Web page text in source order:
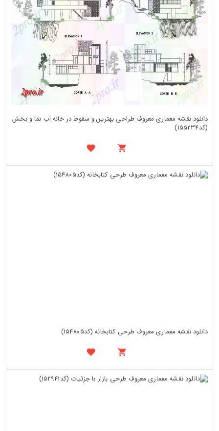
دانلود نقشه معماری معروف طراحی بهترین و سقوط در خانه آب نما و بخش
(کد155234)
دانلود نقشه معماری معروف طرحی کتابخانه (کد154805)